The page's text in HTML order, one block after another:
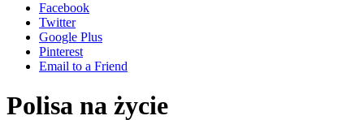
Facebook
Twitter
Google Plus
Pinterest
Email to a Friend
Polisa na życie